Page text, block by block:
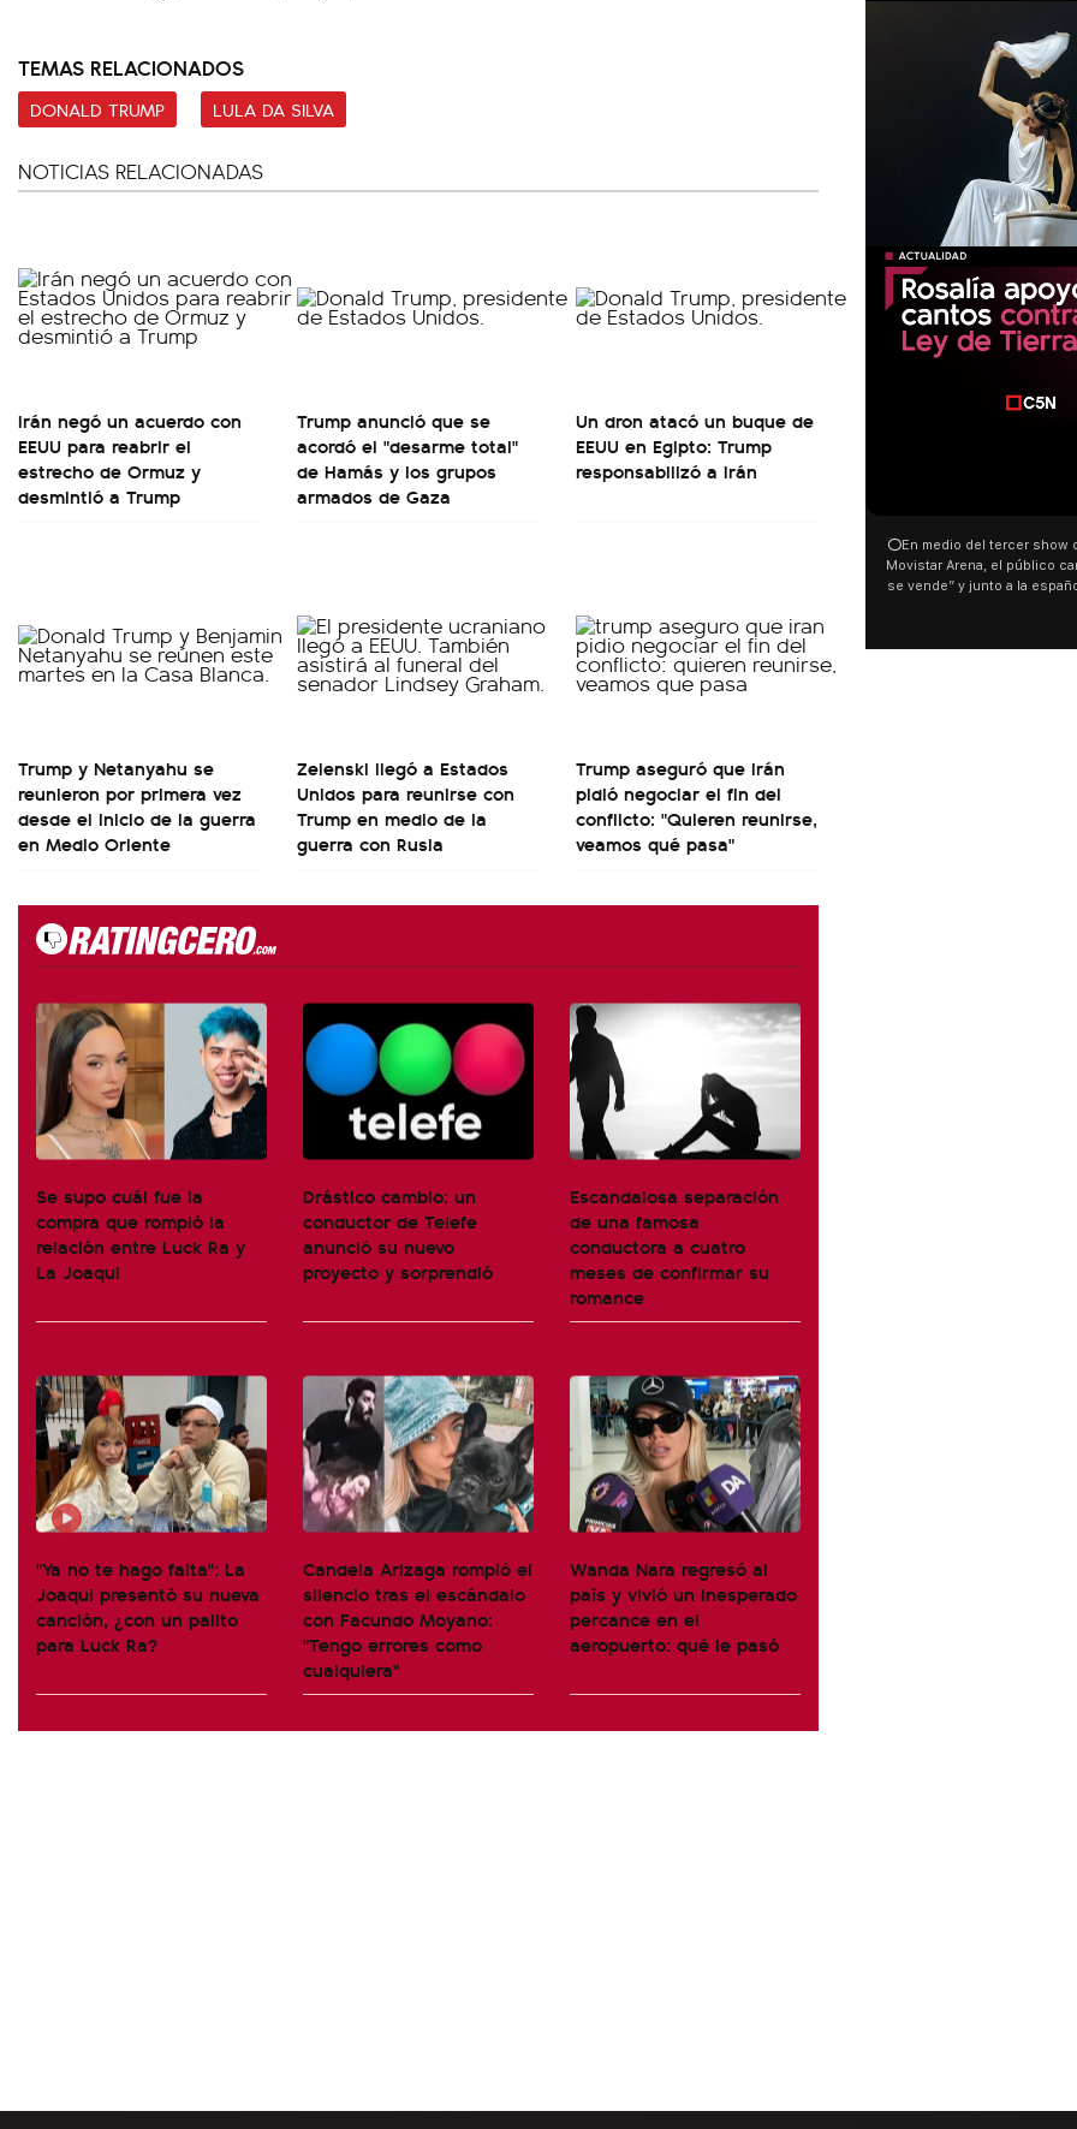
TEMAS RELACIONADOS
DONALD TRUMP LULA DA SILVA
NOTICIAS RELACIONADAS
Irán negó un acuerdo con
EEUU para reabrir el
estrecho de Ormuz y
desmintió a Trump
Trump anunció que se
acordó el "desarme total"
de Hamás y los grupos
armados de Gaza
Un dron atacó un buque de
EEUU en Egipto: Trump
responsabilizó a Irán
Trump y Netanyahu se
reunieron por primera vez
desde el inicio de la guerra
en Medio Oriente
Zelenski llegó a Estados
Unidos para reunirse con
Trump en medio de la
guerra con Rusia
Trump aseguró que Irán
pidió negociar el fin del
conflicto: "Quieren reunirse,
veamos qué pasa"
Se supo cuál fue la
compra que rompió la
relación entre Luck Ra y
La Joaqui
Drástico cambio: un
conductor de Telefe
anunció su nuevo
proyecto y sorprendió
Escandalosa separación
de una famosa
conductora a cuatro
meses de confirmar su
romance
"Ya no te hago falta": La
Joaqui presentó su nueva
canción, ¿con un palito
para Luck Ra?
Candela Arizaga rompió el
silencio tras el escándalo
con Facundo Moyano:
"Tengo errores como
cualquiera"
Wanda Nara regresó al
país y vivió un inesperado
percance en el
aeropuerto: qué le pasó
⭕En medio del tercer show
Movistar Arena, el público
se vende” y junto a la